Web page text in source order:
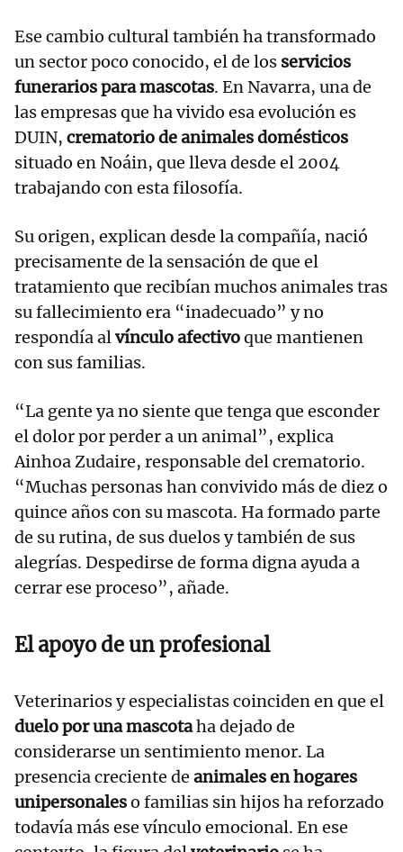
Ese cambio cultural también ha transformado
un sector poco conocido, el de los servicios
funerarios para mascotas. En Navarra, una de
las empresas que ha vivido esa evolución es
DUIN, crematorio de animales domésticos
situado en Noáin, que lleva desde el 2004
trabajando con esta filosofía.
Su origen, explican desde la compañía, nació
precisamente de la sensación de que el
tratamiento que recibían muchos animales tras
su fallecimiento era “inadecuado” y no
respondía alvínculo afectivoque mantienen
con sus familias.
“La gente ya no siente que tenga que esconder
el dolor por perder a un animal”, explica
Ainhoa Zudaire, responsable del crematorio.
“Muchas personas han convivido más de diez o
quince años con su mascota. Ha formado parte
de su rutina, de sus duelos y también de sus
alegrías. Despedirse de forma digna ayuda a
cerrar ese proceso”, añade.
El apoyo de un profesional
Veterinarios y especialistas coinciden en que el
duelo por una mascotaha dejado de
considerarse un sentimiento menor. La
presencia creciente de animales en hogares
unipersonaleso familias sin hijos ha reforzado
todavía más ese vínculo emocional. En ese